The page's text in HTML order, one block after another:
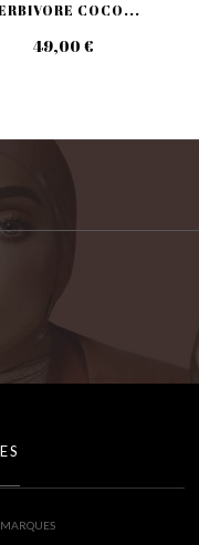
COCO...
49,00 €
MARQUES